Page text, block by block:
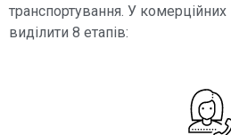
транспортування. У
виділити 8 етапів: